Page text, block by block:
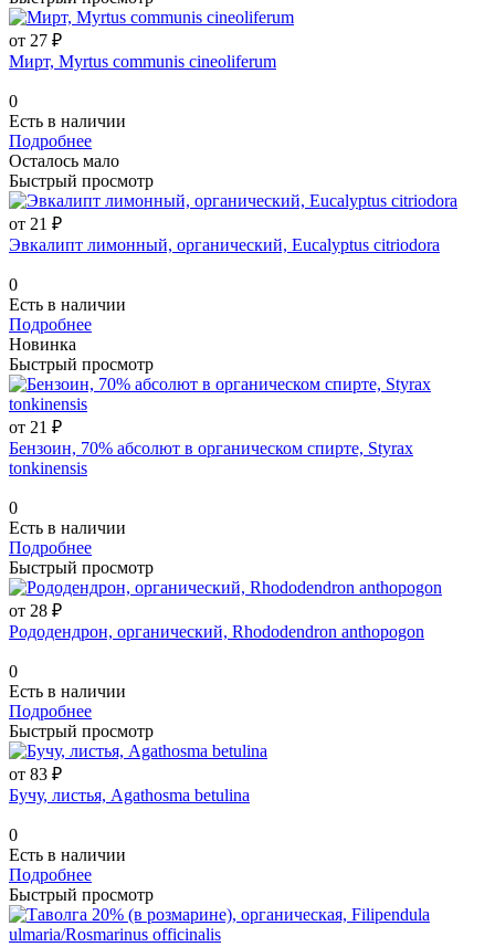
от 27 ₽
Мирт, Myrtus communis cineoliferum
0
Есть в наличии
Подробнее
Осталось мало
Быстрый просмотр
от 21 ₽
Эвкалипт лимонный, органический, Eucalyptus citriodora
0
Есть в наличии
Подробнее
Новинка
Быстрый просмотр
от 21 ₽
Бензоин, 70% абсолют в органическом спирте, Styrax
tonkinensis
0
Есть в наличии
Подробнее
Быстрый просмотр
от 28 ₽
Рододендрон, органический, Rhododendron anthopogon
0
Есть в наличии
Подробнее
Быстрый просмотр
от 83 ₽
Бучу, листья, Agathosma betulina
0
Есть в наличии
Подробнее
Быстрый просмотр